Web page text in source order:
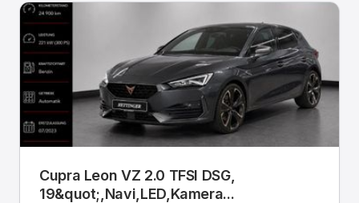
Cupra Leon VZ 2.0 TFSI DSG,
19&quot;,Navi,LED,Kamera...